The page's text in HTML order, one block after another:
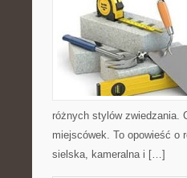
różnych stylów zwiedzania.
miejscówek. To opowieść o
sielska, kameralna i […]